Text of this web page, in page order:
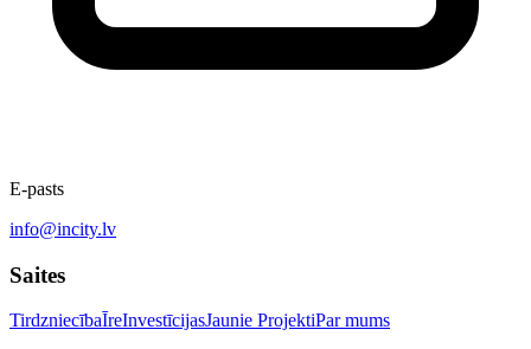
E-pasts
info@incity.lv
Saites
TirdzniecībaĪreInvestīcijasJaunie ProjektiPar mums